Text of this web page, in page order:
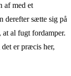
af med et
derefter sætte sig på
al fugt fordamper.
er præcis her,